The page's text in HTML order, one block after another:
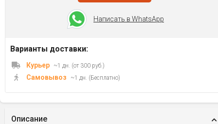
Написать в WhatsApp
Варианты доставки:
Курьер ~1 дн. (от 300 руб.)
Самовывоз ~1 дн. (Бесплатно)
Описание